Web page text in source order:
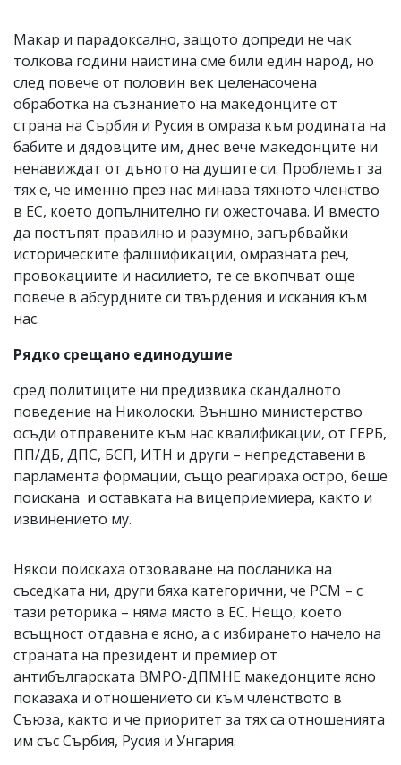
Макар и парадоксално, защото допреди не чак
толкова години наистина сме били един народ, но
след повече от половин век целенасочена
обработка на съзнанието на македонците от
страна на Сърбия и Русия в омраза към родината на
бабите и дядовците им, днес вече македонците ни
ненавиждат от дъното на душите си. Проблемът за
тях е, че именно през нас минава тяхното членство
в ЕС, което допълнително ги ожесточава. И вместо
да постъпят правилно и разумно, загърбвайки
историческите фалшификации, омразната реч,
провокациите и насилието, те се вкопчват още
повече в абсурдните си твърдения и искания към
нас.
Рядко срещано единодушие
сред политиците ни предизвика скандалното
поведение на Николоски. Външно министерство
осъди отправените към нас квалификации, от ГЕРБ,
ПП/ДБ, ДПС, БСП, ИТН и други – непредставени в
парламента формации, също реагираха остро, беше
поискана и оставката на вицеприемиера, както и
извинението му.
Някои поискаха отзоваване на посланика на
съседката ни, други бяха категорични, че РСМ – с
тази реторика – няма място в ЕС. Нещо, което
всъщност отдавна е ясно, а с избирането начело на
страната на президент и премиер от
антибългарската ВМРО-ДПМНЕ македонците ясно
показаха и отношението си към членството в
Съюза, както и че приоритет за тях са отношенията
им със Сърбия, Русия и Унгария.